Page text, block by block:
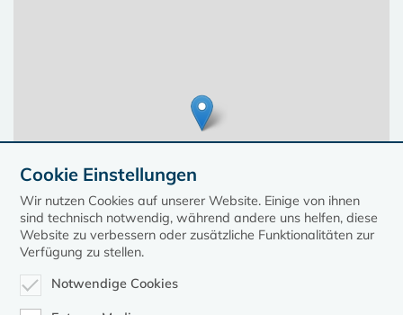
Cookie Einstellungen
Wir nutzen Cookies auf unserer Website. Einige von ihnen
sind technisch notwendig, während andere uns helfen, diese
Website zu verbessern oder zusätzliche Funktionalitäten zur
Verfügung zu stellen.
Notwendige Cookies